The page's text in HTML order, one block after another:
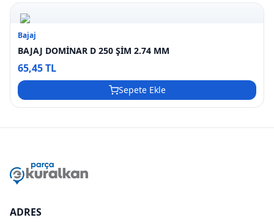
Bajaj
BAJAJ DOMİNAR D 250 ŞİM 2.74 MM
65,45 TL
Sepete Ekle
ADRES